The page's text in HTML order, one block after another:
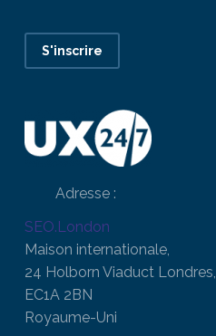
S'inscrire
Adresse :
SEO.London
Maison internationale,
24 Holborn Viaduct Londres,
EC1A 2BN
Royaume-Uni